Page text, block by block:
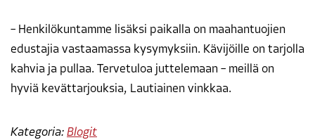
– Henkilökuntamme lisäksi paikalla on maahantuojien
edustajia vastaamassa kysymyksiin. Kävijöille on tarjolla
kahvia ja pullaa. Tervetuloa juttelemaan – meillä on
hyviä kevättarjouksia, Lautiainen vinkkaa.
Kategoria: Blogit